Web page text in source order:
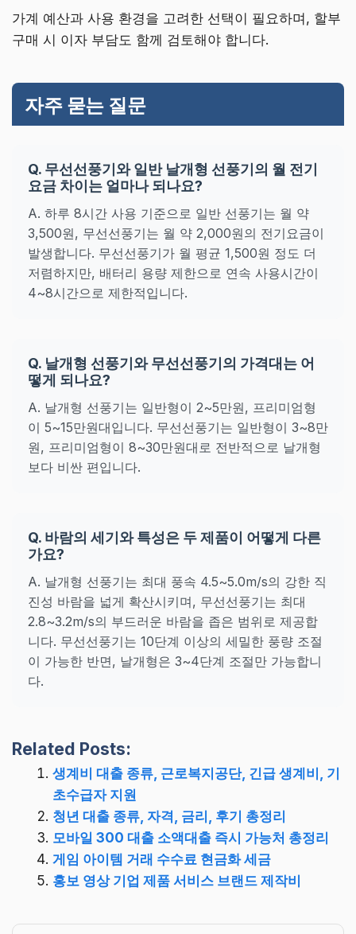
가계 예산과 사용 환경을 고려한 선택이 필요하며, 할부
구매 시 이자 부담도 함께 검토해야 합니다.
자주 묻는 질문
Q. 무선선풍기와 일반 날개형 선풍기의 월 전기
요금 차이는 얼마나 되나요?
A. 하루 8시간 사용 기준으로 일반 선풍기는 월 약
3,500원, 무선선풍기는 월 약 2,000원의 전기요금이
발생합니다. 무선선풍기가 월 평균 1,500원 정도 더
저렴하지만, 배터리 용량 제한으로 연속 사용시간이
4~8시간으로 제한적입니다.
Q. 날개형 선풍기와 무선선풍기의 가격대는 어
떻게 되나요?
A. 날개형 선풍기는 일반형이 2~5만원, 프리미엄형
이 5~15만원대입니다. 무선선풍기는 일반형이 3~8만
원, 프리미엄형이 8~30만원대로 전반적으로 날개형
보다 비싼 편입니다.
Q. 바람의 세기와 특성은 두 제품이 어떻게 다른
가요?
A. 날개형 선풍기는 최대 풍속 4.5~5.0m/s의 강한 직
진성 바람을 넓게 확산시키며, 무선선풍기는 최대
2.8~3.2m/s의 부드러운 바람을 좁은 범위로 제공합
니다. 무선선풍기는 10단계 이상의 세밀한 풍량 조절
이 가능한 반면, 날개형은 3~4단계 조절만 가능합니
다.
Related Posts:
생계비 대출 종류, 근로복지공단, 긴급 생계비, 기
초수급자 지원
청년 대출 종류, 자격, 금리, 후기 총정리
모바일 300 대출 소액대출 즉시 가능처 총정리
게임 아이템 거래 수수료 현금화 세금
홍보 영상 기업 제품 서비스 브랜드 제작비